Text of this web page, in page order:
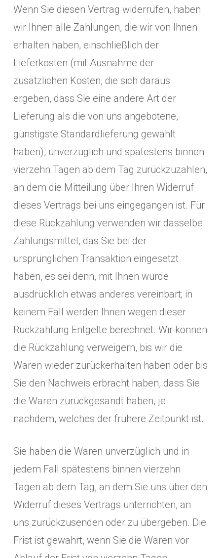
Wenn Sie diesen Vertrag widerrufen, haben
wir Ihnen alle Zahlungen, die wir von Ihnen
erhalten haben, einschließlich der
Lieferkosten (mit Ausnahme der
zusätzlichen Kosten, die sich daraus
ergeben, dass Sie eine andere Art der
Lieferung als die von uns angebotene,
günstigste Standardlieferung gewählt
haben), unverzüglich und spätestens binnen
vierzehn Tagen ab dem Tag zurückzuzahlen,
an dem die Mitteilung über Ihren Widerruf
dieses Vertrags bei uns eingegangen ist. Für
diese Rückzahlung verwenden wir dasselbe
Zahlungsmittel, das Sie bei der
ursprünglichen Transaktion eingesetzt
haben, es sei denn, mit Ihnen wurde
ausdrücklich etwas anderes vereinbart; in
keinem Fall werden Ihnen wegen dieser
Rückzahlung Entgelte berechnet. Wir können
die Rückzahlung verweigern, bis wir die
Waren wieder zurückerhalten haben oder bis
Sie den Nachweis erbracht haben, dass Sie
die Waren zurückgesandt haben, je
nachdem, welches der frühere Zeitpunkt ist.
Sie haben die Waren unverzüglich und in
jedem Fall spätestens binnen vierzehn
Tagen ab dem Tag, an dem Sie uns über den
Widerruf dieses Vertrags unterrichten, an
uns zurückzusenden oder zu übergeben. Die
Frist ist gewahrt, wenn Sie die Waren vor